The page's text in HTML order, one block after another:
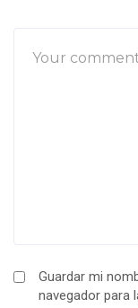
Guardar mi
navegador para